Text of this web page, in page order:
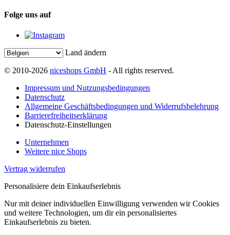
Folge uns auf
Land ändern
© 2010-2026 niceshops GmbH - All rights reserved.
Impressum und Nutzungsbedingungen
Datenschutz
Allgemeine Geschäftsbedingungen und Widerrufsbelehrung
Barrierefreiheitserklärung
Datenschutz-Einstellungen
Unternehmen
Weitere nice Shops
Vertrag widerrufen
Personalisiere dein Einkaufserlebnis
Nur mit deiner individuellen Einwilligung verwenden wir Cookies
und weitere Technologien, um dir ein personalisiertes
Einkaufserlebnis zu bieten.